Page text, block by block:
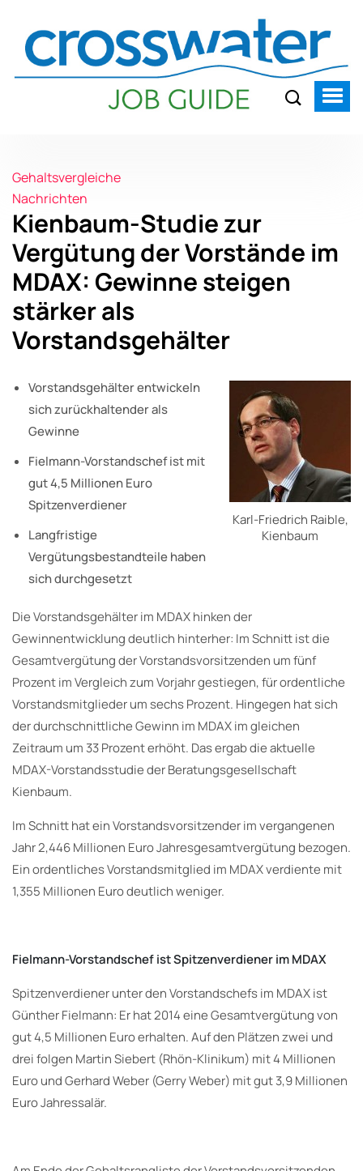
Gehaltsvergleiche
Nachrichten
Kienbaum-Studie zur
Vergütung der Vorstände im
MDAX: Gewinne steigen
stärker als
Vorstandsgehälter
Karl-Friedrich Raible,
Kienbaum
Vorstandsgehälter entwickeln
sich zurückhaltender als
Gewinne
Fielmann-Vorstandschef ist mit
gut 4,5 Millionen Euro
Spitzenverdiener
Langfristige
Vergütungsbestandteile haben
sich durchgesetzt
Die Vorstandsgehälter im MDAX hinken der
Gewinnentwicklung deutlich hinterher: Im Schnitt ist die
Gesamtvergütung der Vorstandsvorsitzenden um fünf
Prozent im Vergleich zum Vorjahr gestiegen, für ordentliche
Vorstandsmitglieder um sechs Prozent. Hingegen hat sich
der durchschnittliche Gewinn im MDAX im gleichen
Zeitraum um 33 Prozent erhöht. Das ergab die aktuelle
MDAX-Vorstandsstudie der Beratungsgesellschaft
Kienbaum.
Im Schnitt hat ein Vorstandsvorsitzender im vergangenen
Jahr 2,446 Millionen Euro Jahresgesamtvergütung bezogen.
Ein ordentliches Vorstandsmitglied im MDAX verdiente mit
1,355 Millionen Euro deutlich weniger.
Fielmann-Vorstandschef ist Spitzenverdiener im MDAX
Spitzenverdiener unter den Vorstandschefs im MDAX ist
Günther Fielmann: Er hat 2014 eine Gesamtvergütung von
gut 4,5 Millionen Euro erhalten. Auf den Plätzen zwei und
drei folgen Martin Siebert (Rhön-Klinikum) mit 4 Millionen
Euro und Gerhard Weber (Gerry Weber) mit gut 3,9 Millionen
Euro Jahressalär.